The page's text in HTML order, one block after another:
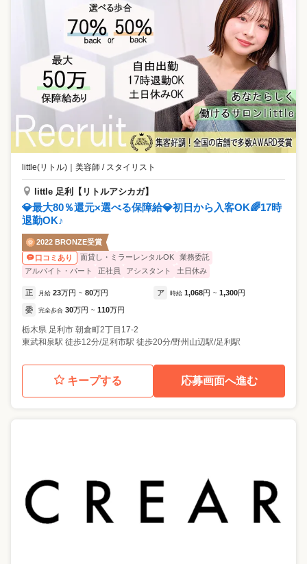
なく、楽しく働ける環境★ ・練習会やミーティングは一切行いません。
サロンワークに集中し、仕事終わりは自分の時間に！ ・上下関係の壁が
なく、意見が言いやすいフラットな職場です。 ・女性も男性も、長く安
心してキャリアを築ける制度を整えています。 ★ブランクOK！手厚い
サポートで不安を解消★ ・20代〜50代まで幅広く活躍中！最新技術やカ
ットの不安もマンツーマンで解消します。 ・一度美容業界を離れた方も
大歓迎。ブランクがある方の「再出発」を大切にします。 弊社では4ブ
ランド・46店舗を展開しており、 リーズナブル・中価格・高価格なサロ
ンと幅広くお選びいただけます。 またブランドに応じて予約あり・なし
など異なるため 本当の意味でライフスタイルの変化に合わせた働き方が
可能です！
little(リトル) ｜ 美容師 / スタイリスト
little 足利【リトルアシカガ】
💎最大80％還元×選べる保障給💎初日から入客OK🌈17時
退勤OK♪
2022 BRONZE受賞
口コミあり
面貸し・ミラーレンタルOK
業務委託
アルバイト・パート
正社員 アシスタント 土日休み
正 月給 23万円 ~ 80万円 ア 時給 1,068円 ~ 1,300円
委 完全歩合 30万円 ~ 110万円
栃木県 足利市 朝倉町2丁目17-2
東武和泉駅 徒歩12分/足利市駅 徒歩20分/野州山辺駅/足利駅
キープする 応募画面へ進む